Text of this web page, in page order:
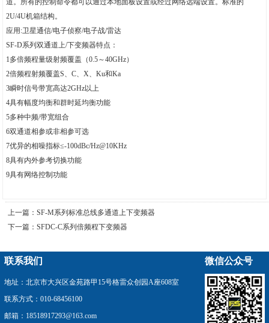
2U/4U机箱结构。
应用:卫星通信/电子侦察/电子战/雷达
SF-D系列双通道上/下变频器特点：
1多倍频程量级射频覆盖（0.5～40GHz）
2倍频程射频覆盖S、C、X、Ku和Ka
3瞬时信号带宽高达2GHz以上
4具有幅度均衡和群时延均衡功能
5多种中频/带宽组合
6双通道相参或非相参可选
7优异的相噪指标≤-100dBc/Hz@10KHz
8具有内外参考切换功能
9具有网络控制功能
上一篇：SF-M系列标准总线多通道上下变频器
下一篇：SFDC-C系列倍频程下变频器
联系我们
地址：北京市大兴区金苑路甲15号格雷众创园A座608室
联系方式：010-68456100
邮箱：18518917293@163.com
微信公众号